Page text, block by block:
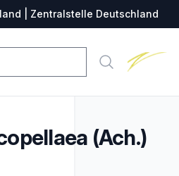
| Zentralstelle Deutschland
Suche
(Ach.)